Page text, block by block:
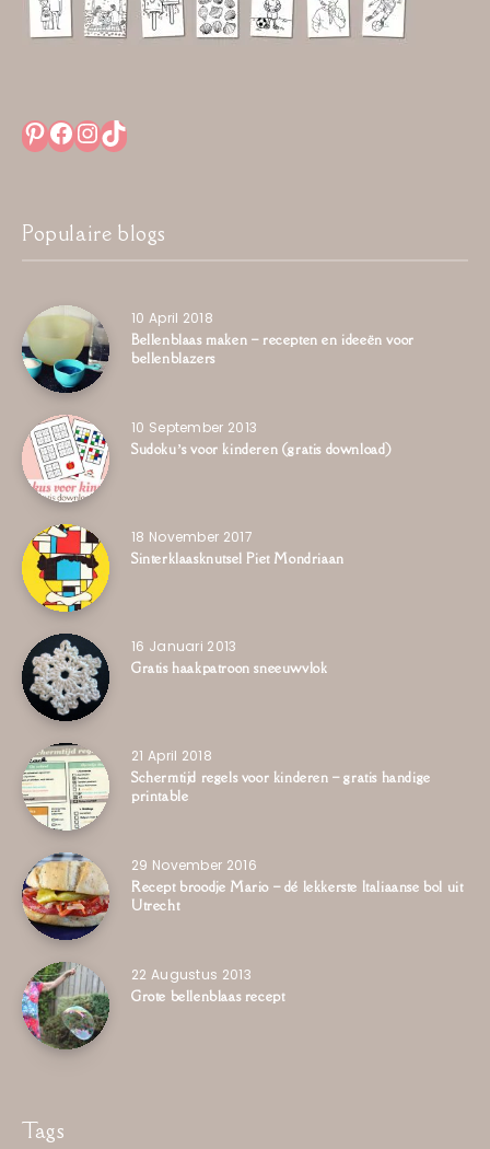
Pinterest
Facebook
Instagram
TikTok
Populaire blogs
10 April 2018
Bellenblaas maken – recepten en ideeën voor
bellenblazers
10 September 2013
Sudoku’s voor kinderen (gratis download)
18 November 2017
Sinterklaasknutsel Piet Mondriaan
16 Januari 2013
Gratis haakpatroon sneeuwvlok
21 April 2018
Schermtijd regels voor kinderen – gratis handige
printable
29 November 2016
Recept broodje Mario – dé lekkerste Italiaanse bol uit
Utrecht
22 Augustus 2013
Grote bellenblaas recept
Tags